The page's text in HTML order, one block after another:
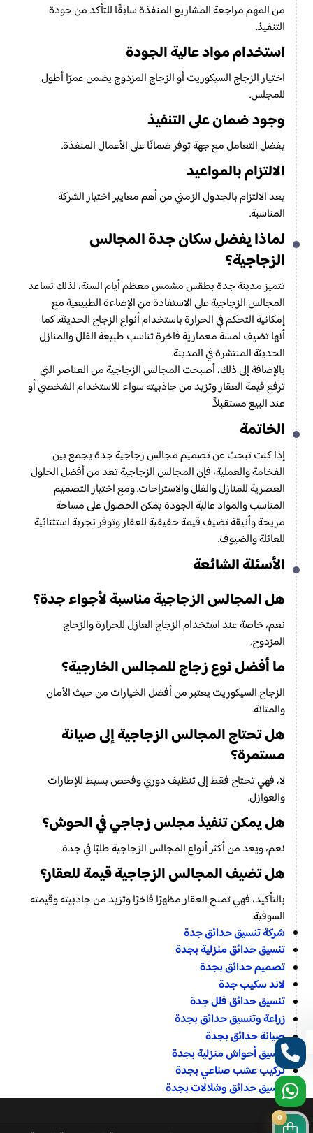
من المهم مراجعة المشاريع المنفذة سابقًا للتأكد من جودة
التنفيذ.
استخدام مواد عالية الجودة
اختيار الزجاج السيكوريت أو الزجاج المزدوج يضمن عمرًا أطول
للمجلس.
وجود ضمان على التنفيذ
يفضل التعامل مع جهة توفر ضمانًا على الأعمال المنفذة.
الالتزام بالمواعيد
يعد الالتزام بالجدول الزمني من أهم معايير اختيار الشركة
المناسبة.
لماذا يفضل سكان جدة المجالس
الزجاجية؟
تتميز مدينة جدة بطقس مشمس معظم أيام السنة، لذلك تساعد
المجالس الزجاجية على الاستفادة من الإضاءة الطبيعية مع
إمكانية التحكم في الحرارة باستخدام أنواع الزجاج الحديثة. كما
أنها تضيف لمسة معمارية فاخرة تناسب طبيعة الفلل والمنازل
الحديثة المنتشرة في المدينة.
بالإضافة إلى ذلك، أصبحت المجالس الزجاجية من العناصر التي
ترفع قيمة العقار وتزيد من جاذبيته سواء للاستخدام الشخصي أو
عند البيع مستقبلاً.
الخاتمة
إذا كنت تبحث عن تصميم مجالس زجاجية جدة يجمع بين
الفخامة والعملية، فإن المجالس الزجاجية تعد من أفضل الحلول
العصرية للمنازل والفلل والاستراحات. ومع اختيار التصميم
المناسب والمواد عالية الجودة يمكن الحصول على مساحة
مريحة وأنيقة تضيف قيمة حقيقية للعقار وتوفر تجربة استثنائية
للعائلة والضيوف.
الأسئلة الشائعة
هل المجالس الزجاجية مناسبة لأجواء جدة؟
نعم، خاصة عند استخدام الزجاج العازل للحرارة والزجاج
المزدوج.
ما أفضل نوع زجاج للمجالس الخارجية؟
الزجاج السيكوريت يعتبر من أفضل الخيارات من حيث الأمان
والمتانة.
هل تحتاج المجالس الزجاجية إلى صيانة
مستمرة؟
لا، فهي تحتاج فقط إلى تنظيف دوري وفحص بسيط للإطارات
والعوازل.
هل يمكن تنفيذ مجلس زجاجي في الحوش؟
نعم، ويعد من أكثر أنواع المجالس الزجاجية طلبًا في جدة.
هل تضيف المجالس الزجاجية قيمة للعقار؟
بالتأكيد، فهي تمنح العقار مظهرًا فاخرًا وتزيد من جاذبيته وقيمته
السوقية.
شركة تنسيق حدائق جدة
تنسيق حدائق منزلية بجدة
تصميم حدائق بجدة
لاند سكيب جدة
تنسيق حدائق فلل جدة
زراعة وتنسيق حدائق بجدة
صيانة حدائق بجدة
تنسيق أحواش منزلية بجدة
تركيب عشب صناعي بجدة
تنسيق حدائق وشلالات بجدة
0